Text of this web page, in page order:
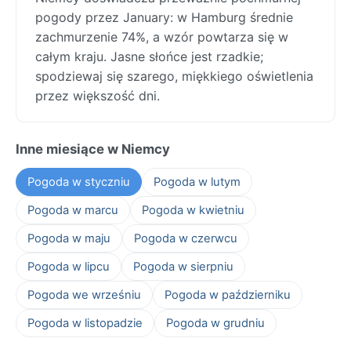
pogody przez January: w Hamburg średnie
zachmurzenie 74%, a wzór powtarza się w
całym kraju. Jasne słońce jest rzadkie;
spodziewaj się szarego, miękkiego oświetlenia
przez większość dni.
Inne miesiące w Niemcy
Pogoda w styczniu
Pogoda w lutym
Pogoda w marcu
Pogoda w kwietniu
Pogoda w maju
Pogoda w czerwcu
Pogoda w lipcu
Pogoda w sierpniu
Pogoda we wrześniu
Pogoda w październiku
Pogoda w listopadzie
Pogoda w grudniu